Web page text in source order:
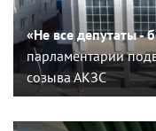
«Не все депутаты -
парламентарии
созыва АКЗС